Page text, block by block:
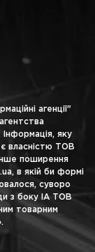
агенції"
яку
власністю ТОВ
поширення
в якій би формі
суворо
з боку ІА ТОВ
товарним